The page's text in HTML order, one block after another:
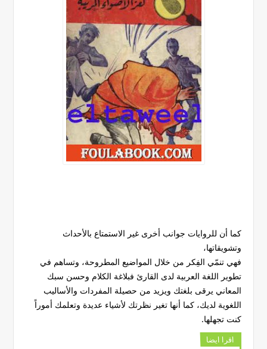
كما أن للروايات جوانب أخرى غير الاستمتاع بالأحداث
وتشويقاتها،
فهي تنمّي الفِكر من خلال المواضيع المطروحة، وتساهم في
تطوير اللغة العربية لدى القارئ فبلاغة الكلام وحسن سبك
المعاني يرقى بلغتك ويزيد من حصيلة المفردات والأساليب
اللغوية لديك، كما أنها تغير نظرتك لأشياء عديدة وتعلمك أموراً
كنت تجهلها.
اقرا ايضا